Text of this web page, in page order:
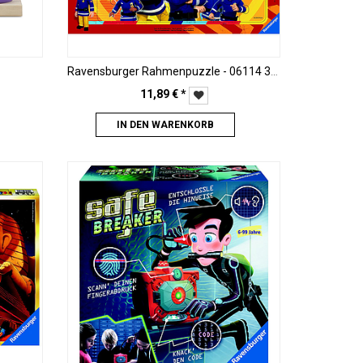
Ravensburger Rahmenpuzzle - 06114 3 - Sam, der Feuerwehrmann - 33 Teile
11,89€ *
IN DEN WARENKORB